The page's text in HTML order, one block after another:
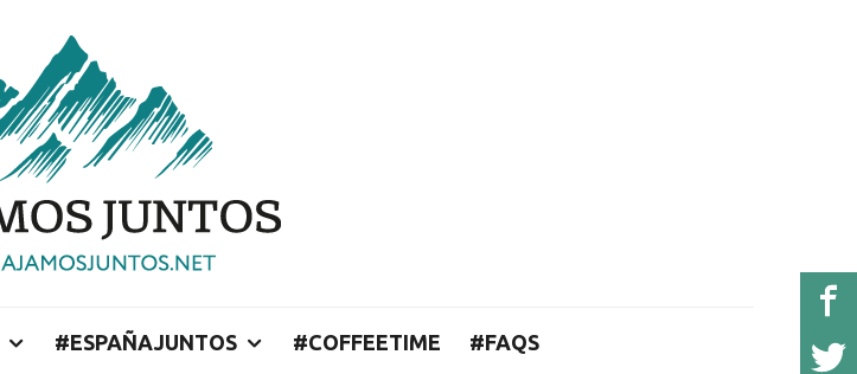
#ESPAÑAJUNTOS #COFFEETIME #FAQS